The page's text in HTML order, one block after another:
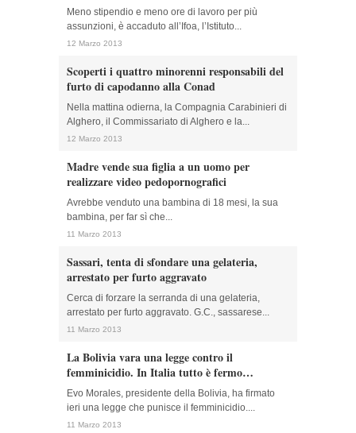
Meno stipendio e meno ore di lavoro per più
assunzioni, è accaduto all’Ifoa, l’Istituto...
12 Marzo 2013
Scoperti i quattro minorenni responsabili del
furto di capodanno alla Conad
Nella mattina odierna, la Compagnia Carabinieri di
Alghero, il Commissariato di Alghero e la...
12 Marzo 2013
Madre vende sua figlia a un uomo per
realizzare video pedopornografici
Avrebbe venduto una bambina di 18 mesi, la sua
bambina, per far sì che...
11 Marzo 2013
Sassari, tenta di sfondare una gelateria,
arrestato per furto aggravato
Cerca di forzare la serranda di una gelateria,
arrestato per furto aggravato. G.C., sassarese...
11 Marzo 2013
La Bolivia vara una legge contro il
femminicidio. In Italia tutto è fermo…
Evo Morales, presidente della Bolivia, ha firmato
ieri una legge che punisce il femminicidio....
11 Marzo 2013